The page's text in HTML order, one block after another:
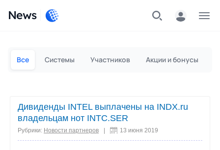
News
Все Системы Участников Акции и бонусы
Дивиденды INTEL выплачены на INDX.ru
владельцам нот INTC.SER
Рубрики: Новости партнеров 13 июня 2019